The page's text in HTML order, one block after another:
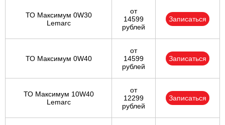
ТО Максимум 0W30
Lemarc
от
14599
рублей
Записаться
ТО Максимум 0W40
от
14599
рублей
Записаться
ТО Максимум 10W40
Lemarc
от
12299
рублей
Записаться